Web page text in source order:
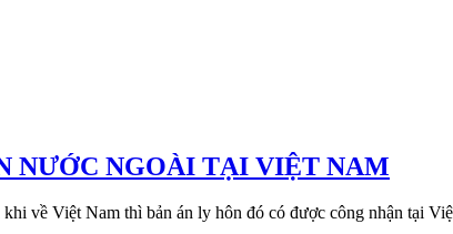
NƯỚC NGOÀI TẠI VIỆT NAM
về Việt Nam thì bản án ly hôn đó có được công nhận tại